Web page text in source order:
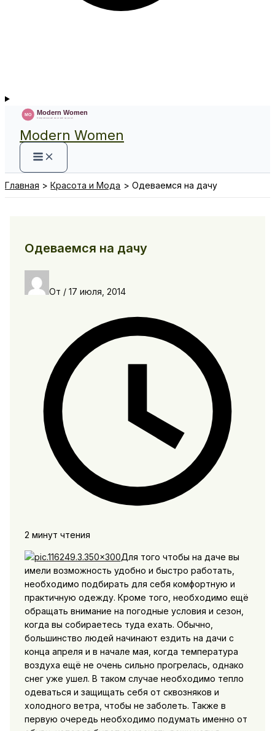
Modern Women
Главная Красота и Мода Одеваемся на дачу
Одеваемся на дачу
От / 17 июля, 2014
2 минут чтения
Для того чтобы на даче вы
имели возможность удобно и быстро работать,
необходимо подбирать для себя комфортную и
практичную одежду. Кроме того, необходимо ещё
обращать внимание на погодные условия и сезон,
когда вы собираетесь туда ехать. Обычно,
большинство людей начинают ездить на дачи с
конца апреля и в начале мая, когда температура
воздуха ещё не очень сильно прогрелась, однако
снег уже ушел. В таком случае необходимо тепло
одеваться и защищать себя от сквозняков и
холодного ветра, чтобы не заболеть. Также в
первую очередь необходимо подумать именно от